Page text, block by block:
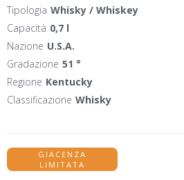
Tipologia Whisky / Whiskey
Capacità 0,7 l
Nazione U.S.A.
Gradazione 51 °
Regione Kentucky
Classificazione Whisky
GIACENZA
LIMITATA